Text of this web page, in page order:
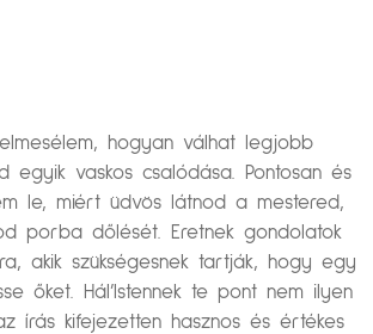
hogyan válhat legjobb
egyik vaskos csalódása. Pontosan és
le, miért üdvös látnod a mestered,
porba dőlését. Eretnek gondolatok
akik szükségesnek tartják, hogy egy
őket. Hál’Istennek te pont nem ilyen
írás kifejezetten hasznos és értékes